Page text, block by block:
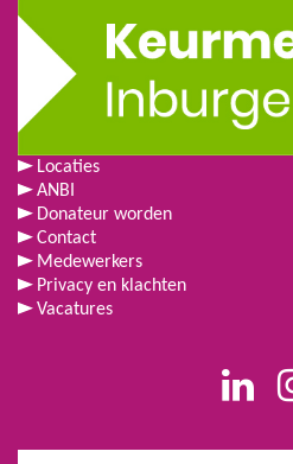
Locaties
ANBI
Donateur worden
Contact
Medewerkers
Privacy en klachten
Vacatures